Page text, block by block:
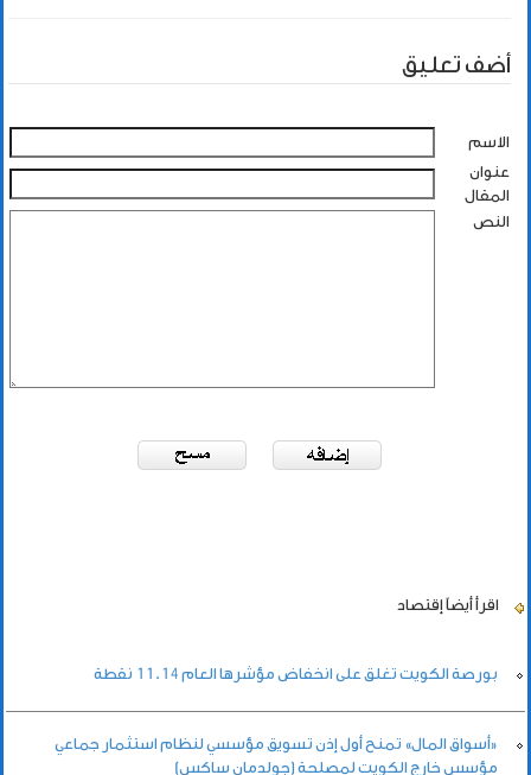
أضف تعليق
الاسم
عنوان
المقال
النص
اقرأ أيضاً إقتصاد
بورصة الكويت تغلق على انخفاض مؤشرها العام 11.14 نقطة
«أسواق المال» تمنح أول إذن تسويق مؤسسي لنظام استثمار جماعي
مؤسس خارج الكويت لمصلحة (جولدمان ساكس)